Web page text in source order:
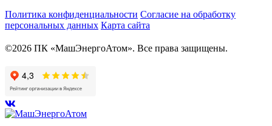
Политика конфиденциальности Согласие на обработку
персональных данных Карта сайта
©2026 ПК «МашЭнергоАтом». Все права защищены.